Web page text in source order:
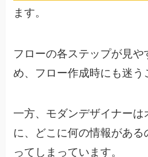
ます。
フローの各ステップが見
め、フロー作成時にも迷う
一方、モダンデザイナーは
に、どこに何の情報があ
ってしまっています。